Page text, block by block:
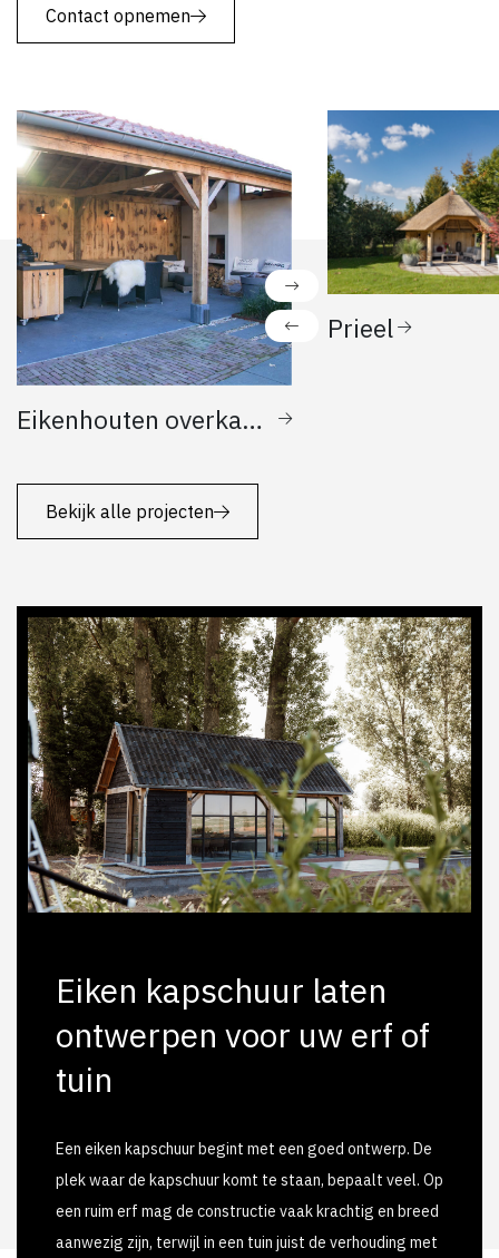
Contact opnemen
Eikenhouten overkapping
Prieel
Bekijk alle projecten
Eiken kapschuur laten
ontwerpen voor uw erf of
tuin
Een eiken kapschuur begint met een goed ontwerp. De
plek waar de kapschuur komt te staan, bepaalt veel. Op
een ruim erf mag de constructie vaak krachtig en breed
aanwezig zijn, terwijl in een tuin juist de verhouding met